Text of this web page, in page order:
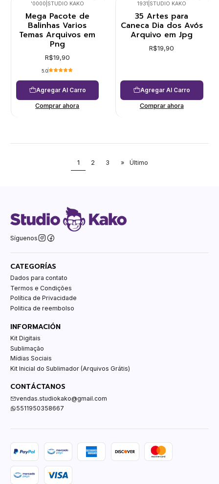
'0000 STUDIO KAKO
Mega Pacote de
Balinhas Varios
Temas Arquivos em
Png
R$19,90
5.0
Agregar Al Carro
Comprar ahora
1931 STUDIO KAKO
35 Artes para
Caneca Dia dos Avós
Arquivo em Jpg
R$19,90
Agregar Al Carro
Comprar ahora
1 2 3 » Último
Síguenos
CATEGORÍAS
Dados para contato
Termos e Condições
Política de Privacidade
Politica de reembolso
INFORMACIÓN
Kit Digitais
Sublimação
Mídias Sociais
Kit Inicial do Sublimador (Arquivos Grátis)
CONTÁCTANOS
vendas.studiokako@gmail.com
5511950358667